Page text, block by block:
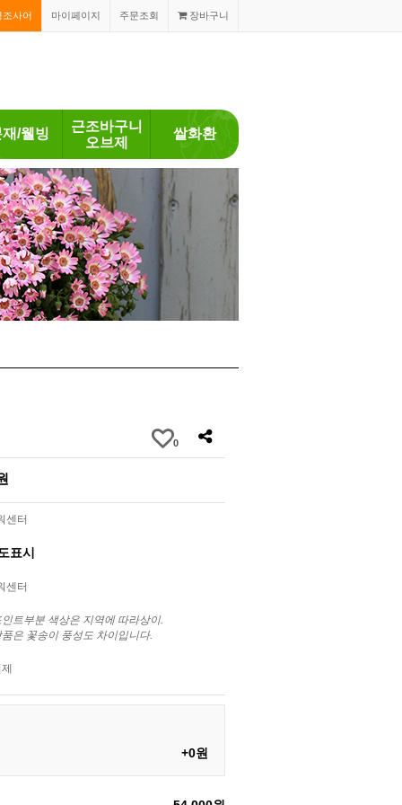
장바구니
주문조회
마이페이지
조사어
재/웰빙
근조바구니
오브제
쌀화환
0
센터
표시
센터
트부분 색상은 지역에 따라상이.
은 꽃송이 풍성도 차이입니다.
+0원